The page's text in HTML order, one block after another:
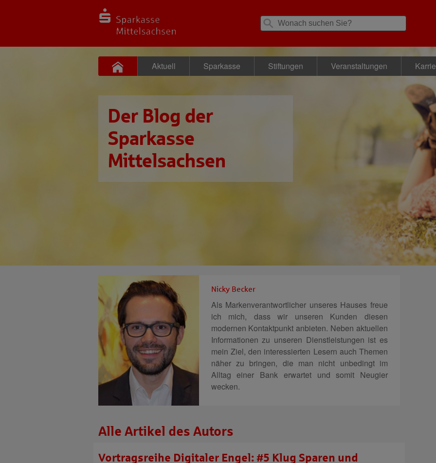
Aktuell Sparkasse Stiftungen Veranstaltungen
Der Blog der
Sparkasse
Mittelsachsen
Nicky Becker
Als Markenverantwortlicher unseres Hauses freue
ich mich, dass wir unseren Kunden diesen
modernen Kontaktpunkt anbieten. Neben aktuellen
Informationen zu unseren Dienstleistungen ist es
mein Ziel, den interessierten Lesern auch Themen
näher zu bringen, die man nicht unbedingt im
Alltag einer Bank erwartet und somit Neugier
wecken.
Alle Artikel des Autors
Vortragsreihe Digitaler Engel: #5 Klug Sparen und